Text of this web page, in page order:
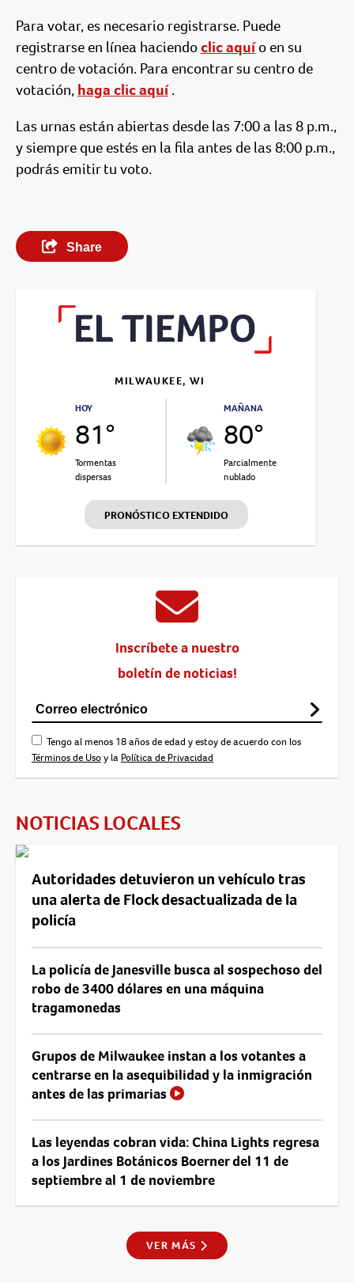
Para votar, es necesario registrarse. Puede
registrarse en línea haciendoclic aquío en su
centro de votación. Para encontrar su centro de
votación, haga clic aquí.
Las urnas están abiertas desde las 7:00 a las 8 p.m.,
y siempre que estés en la fila antes de las 8:00 p.m.,
podrás emitir tu voto.
Share
MILWAUKEE, WI
HOY
81°
Tormentas
dispersas
MAÑANA
80°
Parcialmente
nublado
PRONÓSTICO EXTENDIDO
Inscríbete a nuestro
boletín de noticias!
Tengo al menos 18 años de edad y estoy de acuerdo con los
Términos de Usoy la Política de Privacidad
NOTICIAS LOCALES
Autoridades detuvieron un vehículo tras
una alerta de Flock desactualizada de la
policía
La policía de Janesville busca al sospechoso del
robo de 3400 dólares en una máquina
tragamonedas
Grupos de Milwaukee instan a los votantes a
centrarse en la asequibilidad y la inmigración
antes de las primarias
Las leyendas cobran vida: China Lights regresa
a los Jardines Botánicos Boerner del 11 de
septiembre al 1 de noviembre
VER MÁS